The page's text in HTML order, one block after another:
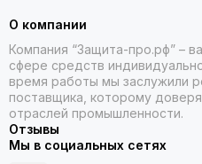
О компании
Компания “Защита-про.рф” –
сфере средств
время работы мы заслужили
поставщика, которому
отраслей промышленности.
Отзывы
Мы в социальных сетях